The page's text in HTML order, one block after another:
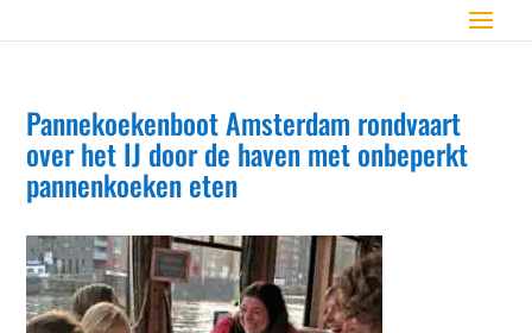
Pannekoekenboot Amsterdam rondvaart
over het IJ door de haven met onbeperkt
pannenkoeken eten